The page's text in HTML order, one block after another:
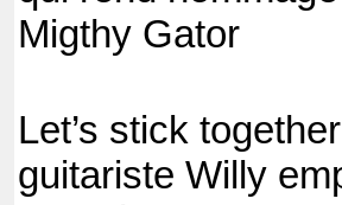
Migthy Gator
Let’s stick
guitariste Willy